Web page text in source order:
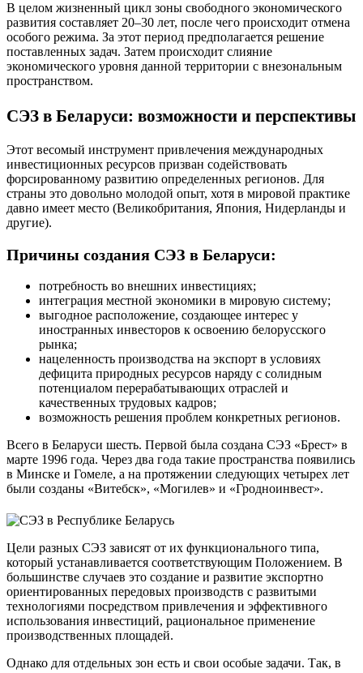
В целом жизненный цикл зоны свободного экономического
развития составляет 20–30 лет, после чего происходит отмена
особого режима. За этот период предполагается решение
поставленных задач. Затем происходит слияние
экономического уровня данной территории с внезональным
пространством.
СЭЗ в Беларуси: возможности и перспективы
Этот весомый инструмент привлечения международных
инвестиционных ресурсов призван содействовать
форсированному развитию определенных регионов. Для
страны это довольно молодой опыт, хотя в мировой практике
давно имеет место (Великобритания, Япония, Нидерланды и
другие).
Причины создания СЭЗ в Беларуси:
потребность во внешних инвестициях;
интеграция местной экономики в мировую систему;
выгодное расположение, создающее интерес у
иностранных инвесторов к освоению белорусского
рынка;
нацеленность производства на экспорт в условиях
дефицита природных ресурсов наряду с солидным
потенциалом перерабатывающих отраслей и
качественных трудовых кадров;
возможность решения проблем конкретных регионов.
Всего в Беларуси шесть. Первой была создана СЭЗ «Брест» в
марте 1996 года. Через два года такие пространства появились
в Минске и Гомеле, а на протяжении следующих четырех лет
были созданы «Витебск», «Могилев» и «Гродноинвест».
Цели разных СЭЗ зависят от их функционального типа,
который устанавливается соответствующим Положением. В
большинстве случаев это создание и развитие экспортно
ориентированных передовых производств с развитыми
технологиями посредством привлечения и эффективного
использования инвестиций, рациональное применение
производственных площадей.
Однако для отдельных зон есть и свои особые задачи. Так, в